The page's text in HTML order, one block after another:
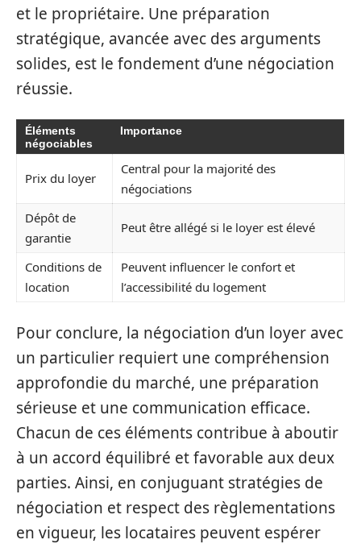
et le propriétaire. Une préparation
stratégique, avancée avec des arguments
solides, est le fondement d’une négociation
réussie.
Éléments
négociables
Importance
Prix du loyer
Central pour la majorité des
négociations
Dépôt de
garantie
Peut être allégé si le loyer est élevé
Conditions de
location
Peuvent influencer le confort et
l’accessibilité du logement
Pour conclure, la négociation d’un loyer avec
un particulier requiert une compréhension
approfondie du marché, une préparation
sérieuse et une communication efficace.
Chacun de ces éléments contribue à aboutir
à un accord équilibré et favorable aux deux
parties. Ainsi, en conjuguant stratégies de
négociation et respect des règlementations
en vigueur, les locataires peuvent espérer